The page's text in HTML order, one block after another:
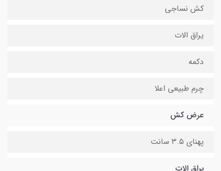
کش نساجی
یراق الات
دکمه
چرم طبیعی اعلا
عرض کش
پهنای ۳.۵ سانت
یراق الات